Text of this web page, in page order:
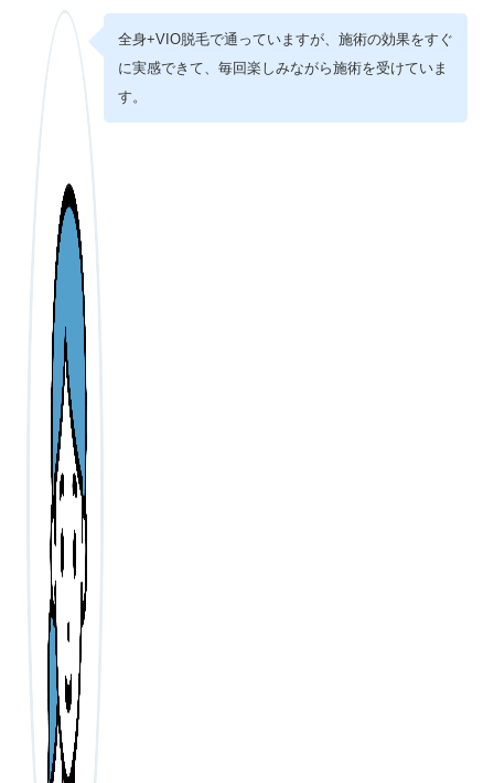
全身+VIO脱毛で通っていますが、施術の効果をすぐ
に実感できて、毎回楽しみながら施術を受けていま
す。